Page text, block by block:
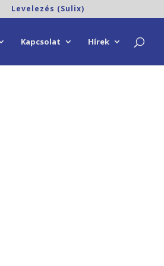
Levelezés (Sulix)
Kapcsolat Hírek